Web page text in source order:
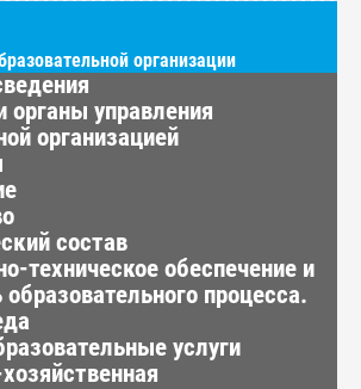
организации
органы управления
организацией
состав
техническое обеспечение и
процесса.
услуги